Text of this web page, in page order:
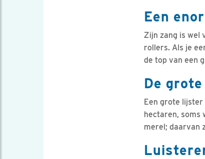
Een
Zijn zang is wel
rollers. Als je
de top van een
De
Een grote
hectaren, soms
merel; daarvan